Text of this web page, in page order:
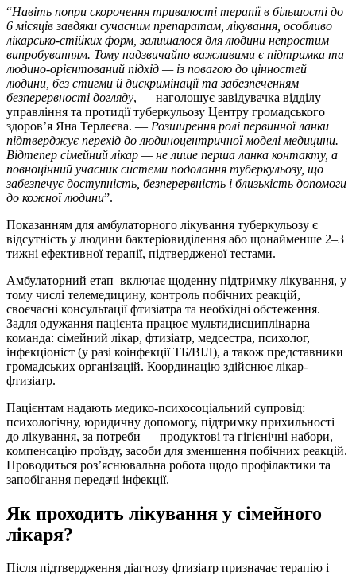
“Навіть попри скорочення тривалості терапії в більшості до
6 місяців завдяки сучасним препаратам, лікування, особливо
лікарсько-стійких форм, залишалося для людини непростим
випробуванням. Тому надзвичайно важливими є підтримка та
людино-орієнтований підхід — із повагою до цінностей
людини, без стигми й дискримінації та забезпеченням
безперервності догляду, — наголошує завідувачка відділу
управління та протидії туберкульозу Центру громадського
здоров’я Яна Терлеєва. — Розширення ролі первинної ланки
підтверджує перехід до людиноцентричної моделі медицини.
Відтепер сімейний лікар — не лише перша ланка контакту, а
повноцінний учасник системи подолання туберкульозу, що
забезпечує доступність, безперервність і близькість допомоги
до кожної людини”.
Показанням для амбулаторного лікування туберкульозу є
відсутність у людини бактеріовиділення або щонайменше 2–3
тижні ефективної терапії, підтвердженої тестами.
Амбулаторний етап включає щоденну підтримку лікування, у
тому числі телемедицину, контроль побічних реакцій,
своєчасні консультації фтизіатра та необхідні обстеження.
Задля одужання пацієнта працює мультидисциплінарна
команда: сімейний лікар, фтизіатр, медсестра, психолог,
інфекціоніст (у разі коінфекції ТБ/ВІЛ), а також представники
громадських організацій. Координацію здійснює лікар-
фтизіатр.
Пацієнтам надають медико-психосоціальний супровід:
психологічну, юридичну допомогу, підтримку прихильності
до лікування, за потреби — продуктові та гігієнічні набори,
компенсацію проїзду, засоби для зменшення побічних реакцій.
Проводиться роз’яснювальна робота щодо профілактики та
запобігання передачі інфекції.
Як проходить лікування у сімейного
лікаря?
Після підтвердження діагнозу фтизіатр призначає терапію і